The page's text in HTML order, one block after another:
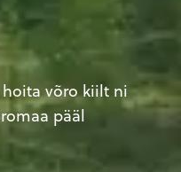
võro kiilt ni
pääl